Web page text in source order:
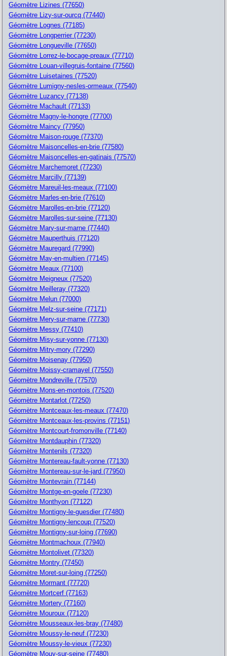
Géomètre Lizines (77650)
Géomètre Lizy-sur-ourcq (77440)
Géomètre Lognes (77185)
Géomètre Longperrier (77230)
Géomètre Longueville (77650)
Géomètre Lorrez-le-bocage-preaux (77710)
Géomètre Louan-villegruis-fontaine (77560)
Géomètre Luisetaines (77520)
Géomètre Lumigny-nesles-ormeaux (77540)
Géomètre Luzancy (77138)
Géomètre Machault (77133)
Géomètre Magny-le-hongre (77700)
Géomètre Maincy (77950)
Géomètre Maison-rouge (77370)
Géomètre Maisoncelles-en-brie (77580)
Géomètre Maisoncelles-en-gatinais (77570)
Géomètre Marchemoret (77230)
Géomètre Marcilly (77139)
Géomètre Mareuil-les-meaux (77100)
Géomètre Marles-en-brie (77610)
Géomètre Marolles-en-brie (77120)
Géomètre Marolles-sur-seine (77130)
Géomètre Mary-sur-marne (77440)
Géomètre Mauperthuis (77120)
Géomètre Mauregard (77990)
Géomètre May-en-multien (77145)
Géomètre Meaux (77100)
Géomètre Meigneux (77520)
Géomètre Meilleray (77320)
Géomètre Melun (77000)
Géomètre Melz-sur-seine (77171)
Géomètre Mery-sur-marne (77730)
Géomètre Messy (77410)
Géomètre Misy-sur-yonne (77130)
Géomètre Mitry-mory (77290)
Géomètre Moisenay (77950)
Géomètre Moissy-cramayel (77550)
Géomètre Mondreville (77570)
Géomètre Mons-en-montois (77520)
Géomètre Montarlot (77250)
Géomètre Montceaux-les-meaux (77470)
Géomètre Montceaux-les-provins (77151)
Géomètre Montcourt-fromonville (77140)
Géomètre Montdauphin (77320)
Géomètre Montenils (77320)
Géomètre Montereau-fault-yonne (77130)
Géomètre Montereau-sur-le-jard (77950)
Géomètre Montevrain (77144)
Géomètre Montge-en-goele (77230)
Géomètre Monthyon (77122)
Géomètre Montigny-le-guesdier (77480)
Géomètre Montigny-lencoup (77520)
Géomètre Montigny-sur-loing (77690)
Géomètre Montmachoux (77940)
Géomètre Montolivet (77320)
Géomètre Montry (77450)
Géomètre Moret-sur-loing (77250)
Géomètre Mormant (77720)
Géomètre Mortcerf (77163)
Géomètre Mortery (77160)
Géomètre Mouroux (77120)
Géomètre Mousseaux-les-bray (77480)
Géomètre Moussy-le-neuf (77230)
Géomètre Moussy-le-vieux (77230)
Géomètre Mouy-sur-seine (77480)